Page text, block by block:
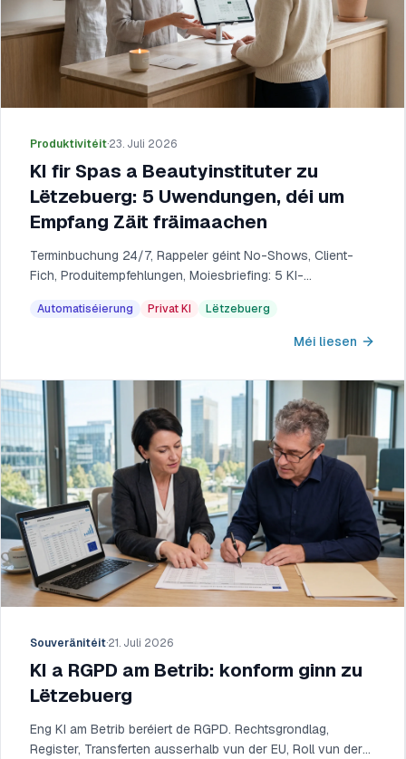
Produktivitéit·23. Juli 2026
KI fir Spas a Beautyinstituter zu
Lëtzebuerg: 5 Uwendungen, déi um
Empfang Zäit fräimaachen
Terminbuchung 24/7, Rappeler géint No-Shows, Client-
Fich, Produitempfehlungen, Moiesbriefing: 5 KI-
Automatiséierung Privat KI Lëtzebuerg
Méi liesen
Souveränitéit·21. Juli 2026
KI a RGPD am Betrib: konform ginn zu
Lëtzebuerg
Eng KI am Betrib beréiert de RGPD. Rechtsgrondlag,
Register, Transferten ausserhalb vun der EU, Roll vun der